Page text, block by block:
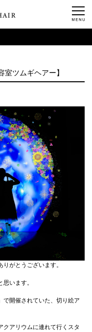
室ツムギヘアー】
がとうございます。
います。
で開催されていた、切り絵ア
クアリウムに連れて行くスタ